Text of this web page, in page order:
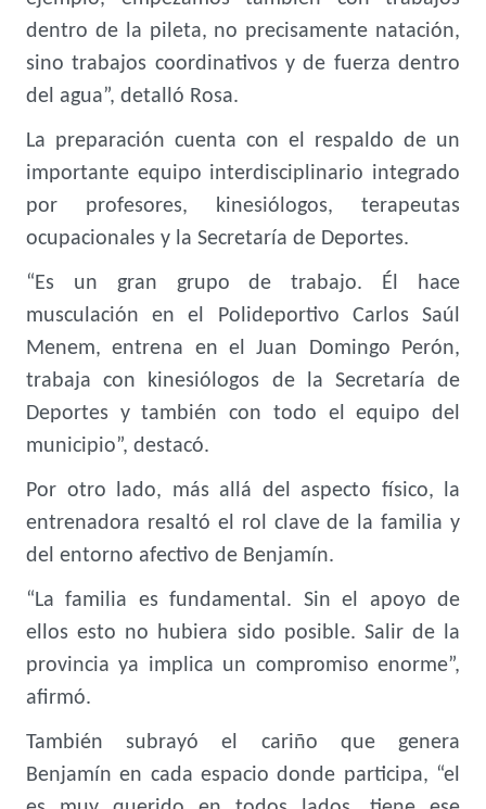
dentro de la pileta, no precisamente natación,
sino trabajos coordinativos y de fuerza dentro
del agua”, detalló Rosa.
La preparación cuenta con el respaldo de un
importante equipo interdisciplinario integrado
por profesores, kinesiólogos, terapeutas
ocupacionales y la Secretaría de Deportes.
“Es un gran grupo de trabajo. Él hace
musculación en el Polideportivo Carlos Saúl
Menem, entrena en el Juan Domingo Perón,
trabaja con kinesiólogos de la Secretaría de
Deportes y también con todo el equipo del
municipio”, destacó.
Por otro lado, más allá del aspecto físico, la
entrenadora resaltó el rol clave de la familia y
del entorno afectivo de Benjamín.
“La familia es fundamental. Sin el apoyo de
ellos esto no hubiera sido posible. Salir de la
provincia ya implica un compromiso enorme”,
afirmó.
También subrayó el cariño que genera
Benjamín en cada espacio donde participa, “el